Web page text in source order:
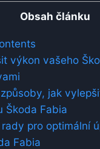
Obsah článku
výkon vašeho
jak
Škoda Fabia
pro optimální
Fabia